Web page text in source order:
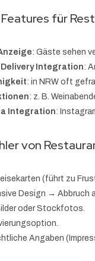
für
: Gäste sehen
Delivery Integration:
: in NRW oft
: z. B.
Integration:
von
(führt zu
Design → Abbruch
oder Stockfotos.
Angaben